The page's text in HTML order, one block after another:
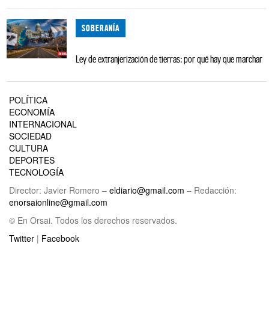
SOBERANÍA
Ley de extranjerización de tierras: por qué hay que marchar
POLÍTICA
ECONOMÍA
INTERNACIONAL
SOCIEDAD
CULTURA
DEPORTES
TECNOLOGÍA
Director: Javier Romero – eldiario@gmail.com – Redacción:
enorsaionline@gmail.com
© En Orsai. Todos los derechos reservados.
Twitter | Facebook